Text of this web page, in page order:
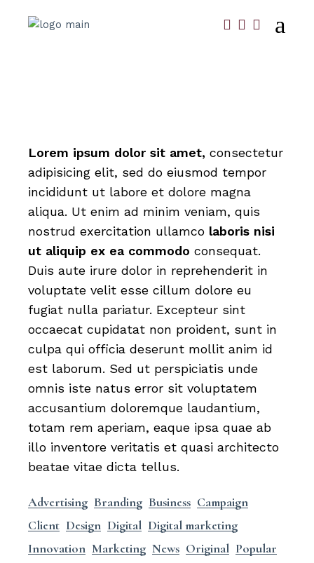
Lorem ipsum dolor sit amet, consectetur
adipisicing elit, sed do eiusmod tempor
incididunt ut labore et dolore magna
aliqua. Ut enim ad minim veniam, quis
nostrud exercitation ullamco laboris nisi
ut aliquip ex ea commodo consequat.
Duis aute irure dolor in reprehenderit in
voluptate velit esse cillum dolore eu
fugiat nulla pariatur. Excepteur sint
occaecat cupidatat non proident, sunt in
culpa qui officia deserunt mollit anim id
est laborum. Sed ut perspiciatis unde
omnis iste natus error sit voluptatem
accusantium doloremque laudantium,
totam rem aperiam, eaque ipsa quae ab
illo inventore veritatis et quasi architecto
beatae vitae dicta tellus.
Advertising Branding Business Campaign
Client Design Digital Digital marketing
Innovation Marketing News Original Popular